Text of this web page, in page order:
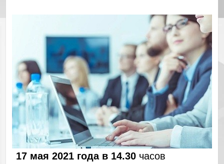
17 мая 2021 года в 14.30часов